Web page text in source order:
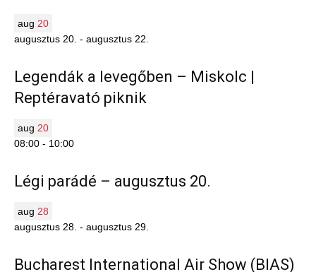
aug 20
augusztus 20. - augusztus 22.
Legendák a levegőben – Miskolc |
Reptéravató piknik
aug 20
08:00 - 10:00
Légi parádé – augusztus 20.
aug 28
augusztus 28. - augusztus 29.
Bucharest International Air Show (BIAS)